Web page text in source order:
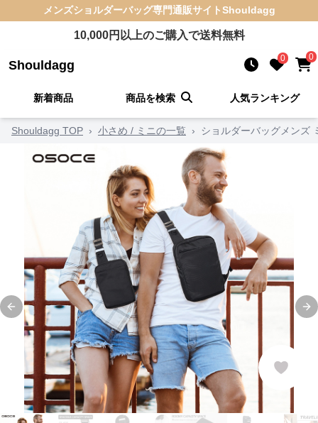
メンズショルダーバッグ専門通販サイトShouldagg
10,000円以上のご購入で送料無料
Shouldagg 0 0
新着商品 商品を検索 人気ランキング
Shouldagg TOP › 小さめ / ミニの一覧 › ショルダーバッグメンズ
Previous slide